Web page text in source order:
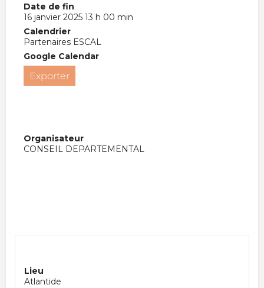
Date de fin
16 janvier 2025 13 h 00 min
Calendrier
Partenaires ESCAL
Google Calendar
Exporter
Organisateur
CONSEIL DEPARTEMENTAL
Lieu
Atlantide